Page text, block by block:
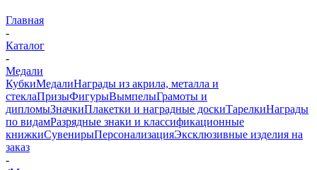
Главная
-
Каталог
-
Медали
КубкиМедалиНаграды из акрила, металла и
стеклаПризыФигурыВымпелыГрамоты и
дипломыЗначкиПлакетки и наградные доскиТарелкиНаграды
по видамРазрядные знаки и классификационные
книжкиСувенирыПерсонализацияЭксклюзивные изделия на
заказ
-